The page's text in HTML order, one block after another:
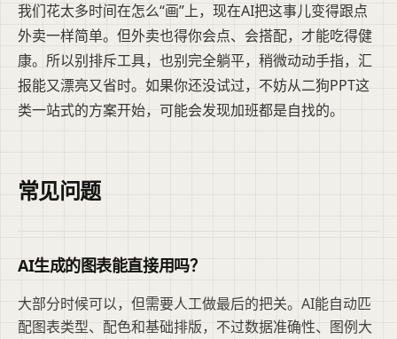
我们花太多时间在怎么“画”上，现在AI把这事儿变得跟点
外卖一样简单。但外卖也得你会点、会搭配，才能吃得健
康。所以别排斥工具，也别完全躺平，稍微动动手指，汇
报能又漂亮又省时。如果你还没试过，不妨从二狗PPT这
类一站式的方案开始，可能会发现加班都是自找的。
常见问题
AI生成的图表能直接用吗？
大部分时候可以，但需要人工做最后的把关。AI能自动匹
配图表类型、配色和基础排版，不过数据准确性、图例大